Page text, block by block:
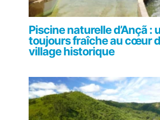
Piscine naturelle d’Ançã :
toujours fraîche au cœur
village historique